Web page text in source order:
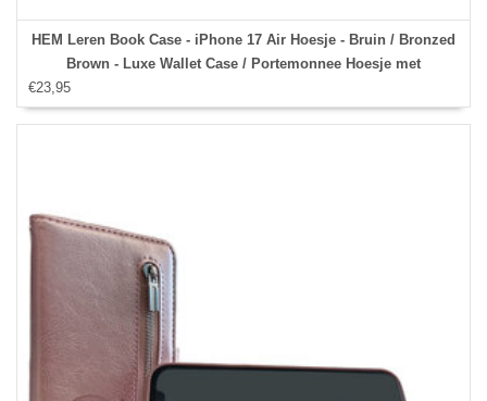
HEM Leren Book Case - iPhone 17 Air Hoesje - Bruin / Bronzed
Brown - Luxe Wallet Case / Portemonnee Hoesje met
Pasjeshouder en Bescherming - iPhone 17 Air Bookcase
€23,95